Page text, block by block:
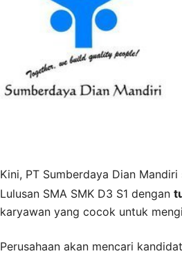
Kini, PT Sumberdaya Dian Mandiri
Lulusan SMA SMK D3 S1 dengan
karyawan yang cocok untuk
Perusahaan akan mencari